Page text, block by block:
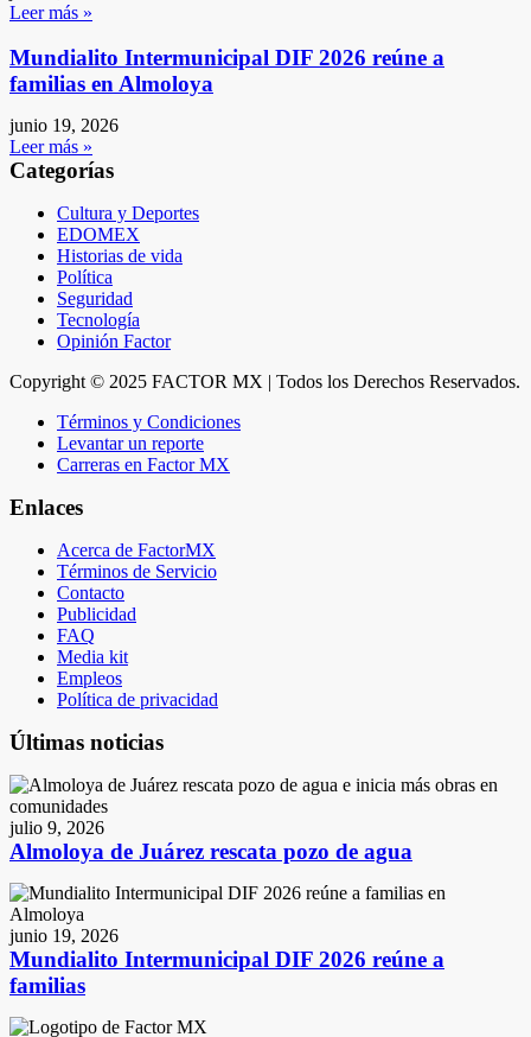
Leer más »
Mundialito Intermunicipal DIF 2026 reúne a
familias en Almoloya
junio 19, 2026
Leer más »
Categorías
Cultura y Deportes
EDOMEX
Historias de vida
Política
Seguridad
Tecnología
Opinión Factor
Copyright © 2025 FACTOR MX | Todos los Derechos Reservados.
Términos y Condiciones
Levantar un reporte
Carreras en Factor MX
Enlaces
Acerca de FactorMX
Términos de Servicio
Contacto
Publicidad
FAQ
Media kit
Empleos
Política de privacidad
Últimas noticias
julio 9, 2026
Almoloya de Juárez rescata pozo de agua
junio 19, 2026
Mundialito Intermunicipal DIF 2026 reúne a
familias